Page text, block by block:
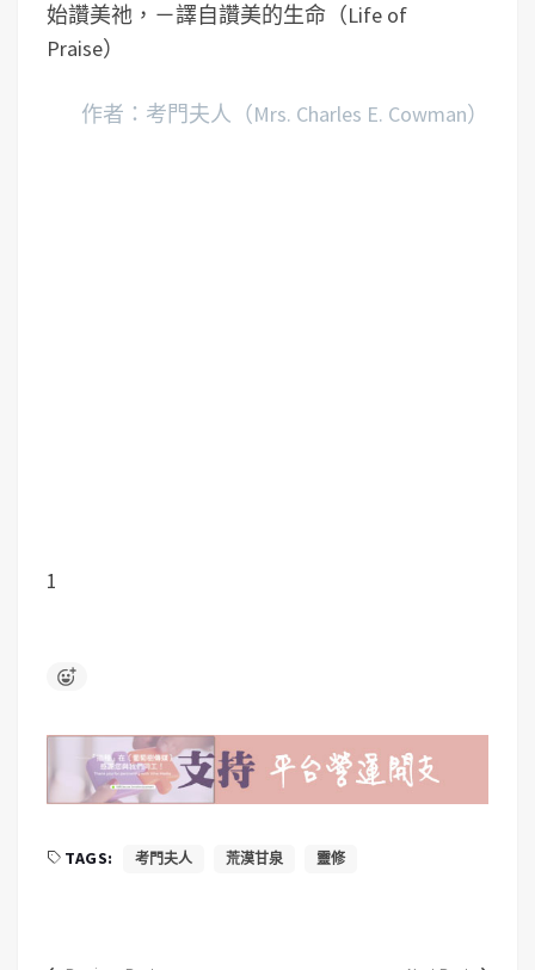
始讚美祂，－譯自讚美的生命（Life of
Praise）
作者：考門夫人（Mrs. Charles E. Cowman）
1
TAGS: 考門夫人 荒漠甘泉 靈修